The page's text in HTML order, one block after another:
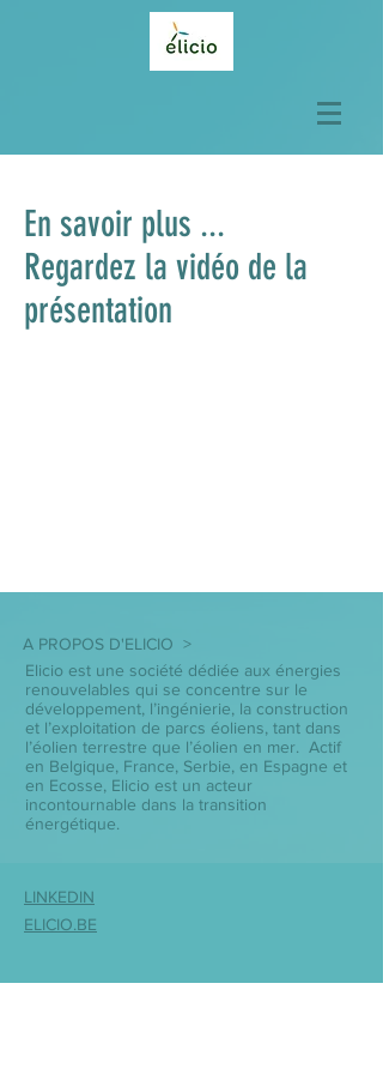
En savoir plus ...
Regardez la vidéo de la
présentation
A PROPOS D'ELICIO >
Elicio est une société dédiée aux énergies
renouvelables qui se concentre sur le
développement, l’ingénierie, la construction
et l’exploitation de parcs éoliens, tant dans
l’éolien terrestre que l’éolien en mer. Actif
en Belgique, France, Serbie, en Espagne et
en Ecosse, Elicio est un acteur
incontournable dans la transition
énergétique.
LINKEDIN
ELICIO.BE